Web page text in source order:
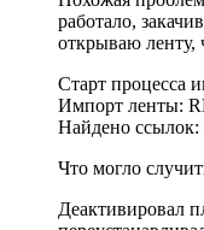
работало,
открываю ленту,
Старт процесса
Импорт ленты:
Найдено ссылок:
Что могло
Деактивировал